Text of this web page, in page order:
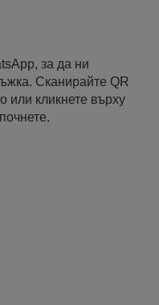
за да ни
Сканирайте QR
или кликнете върху